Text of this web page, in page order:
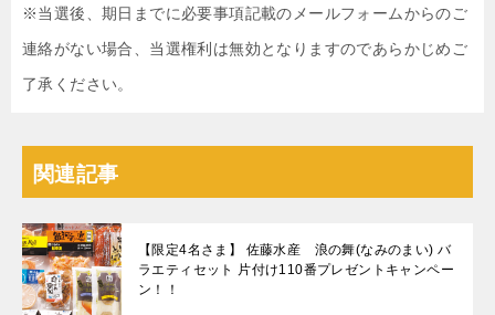
※当選後、期日までに必要事項記載のメールフォームからのご
連絡がない場合、当選権利は無効となりますのであらかじめご
了承ください。
関連記事
【限定4名さま】 佐藤水産 浪の舞(なみのまい) バ
ラエティセット 片付け110番プレゼントキャンペー
ン！！